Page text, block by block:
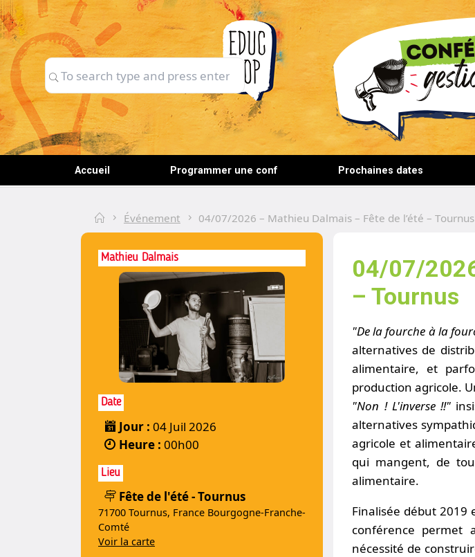
Skip
to
content
CONFERENCES-
Search
for:
Search
Accueil Programmer une conf Prochaines dates
HomeÉvénement 04/07/2026 – Mathieu Dalmais – Fête de l’été – Tournus
Mathieu Dalmais
Date
Jour : 04 Juil 2026
Heure : 00h00
Lieu
Fête de l'été - Tournus
71700 Tournus, France Bourgogne-Franche-
Comté
Voir la carte
04/07/
– Tournus
"De la fourche à la
alternatives de
alimentaire, et
production agricole.
"Non ! L'inverse !!"
alternatives
agricole et
qui mangent, de
alimentaire.
Finalisée début 2019
conférence permet
nécessité de